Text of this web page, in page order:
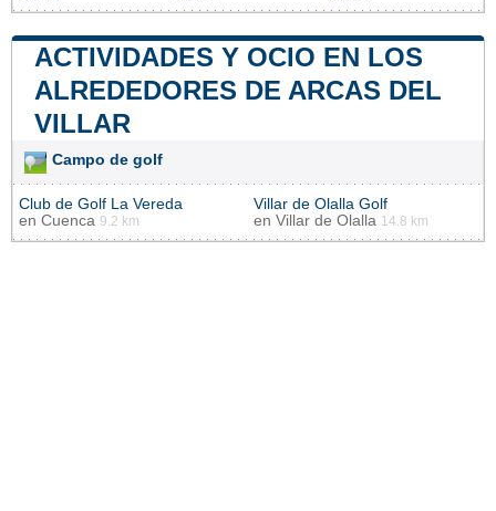
ACTIVIDADES Y OCIO EN LOS
ALREDEDORES DE ARCAS DEL
VILLAR
Campo de golf
Club de Golf La Vereda
en Cuenca 9.2 km
Villar de Olalla Golf
en Villar de Olalla 14.8 km